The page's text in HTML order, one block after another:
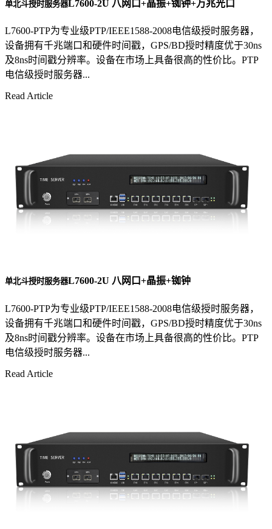
单北斗授时服务器L7600-2U 八网口+晶振+铷钟+万兆光口
L7600-PTP为专业级PTP/IEEE1588-2008电信级授时服务器，
设备拥有千兆端口和硬件时间戳，GPS/BD授时精度优于30ns
及8ns时间戳分辨率。设备在市场上具备很高的性价比。PTP
电信级授时服务器...
Read Article
单北斗授时服务器L7600-2U 八网口+晶振+铷钟
L7600-PTP为专业级PTP/IEEE1588-2008电信级授时服务器，
设备拥有千兆端口和硬件时间戳，GPS/BD授时精度优于30ns
及8ns时间戳分辨率。设备在市场上具备很高的性价比。PTP
电信级授时服务器...
Read Article